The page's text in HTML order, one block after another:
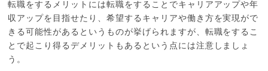
転職をするメリットには転職をすることでキャリアアップや年
収アップを目指せたり、希望するキャリアや働き方を実現がで
きる可能性があるというものが挙げられますが、転職をするこ
とで起こり得るデメリットもあるという点には注意しましょ
う。